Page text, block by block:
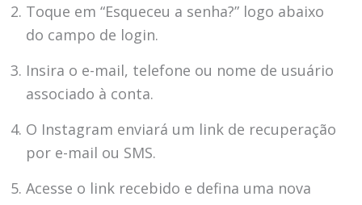
Toque em “Esqueceu a senha?” logo abaixo
do campo de login.
Insira o e-mail, telefone ou nome de usuário
associado à conta.
O Instagram enviará um link de recuperação
por e-mail ou SMS.
Acesse o link recebido e defina uma nova